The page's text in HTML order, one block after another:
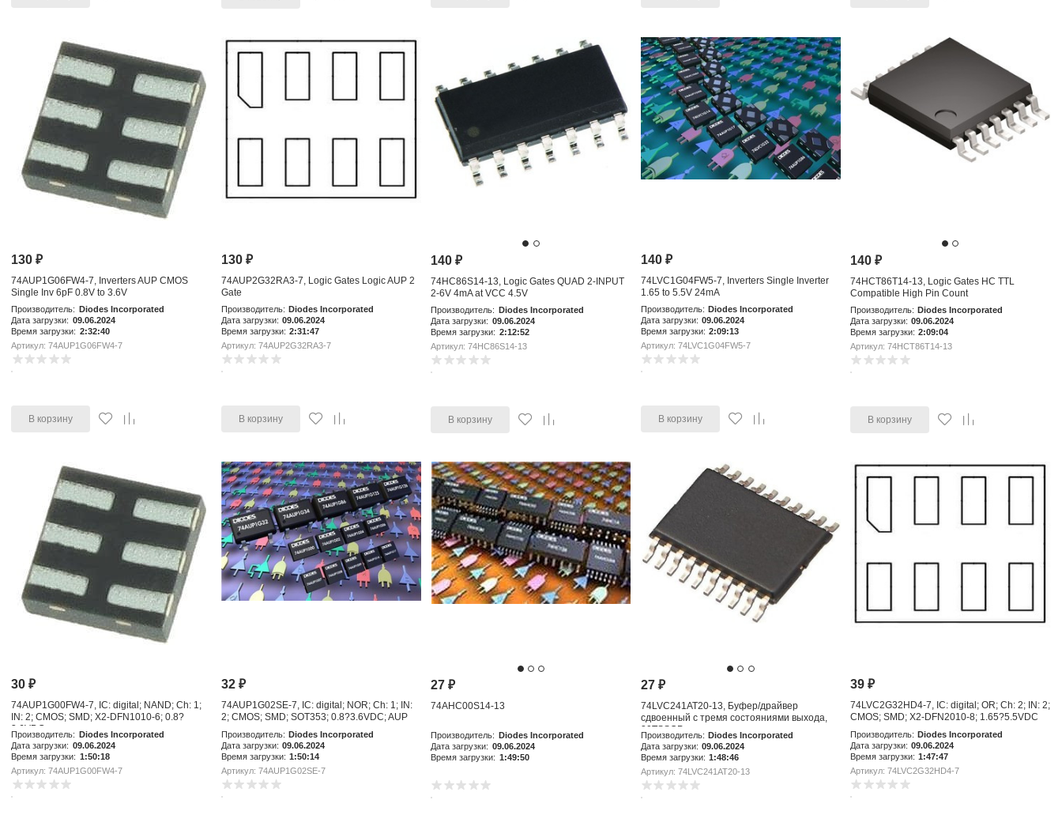
130₽
74AUP1G06FW4-7, Inverters AUP CMOS
Single Inv 6pF 0.8V to 3.6V
Производитель: Diodes Incorporated
Дата загрузки: 09.06.2024
Время загрузки: 2:32:40
Артикул: 74AUP1G06FW4-7
В корзину
130 ₽
74AUP2G32RA3-7, Logic Gates Logic AUP 2
Gate
Производитель: Diodes Incorporated
Дата загрузки: 09.06.2024
Время загрузки: 2:31:47
Артикул: 74AUP2G32RA3-7
В корзину
140₽
74HC86S14-13, Logic Gates QUAD 2-INPUT
2-6V 4mA at VCC 4.5V
Производитель:
Diodes Incorporated
Дата загрузки: 09.06.2024
Время загрузки: 2:12:52
Артикул: 74HC86S14-13
В корзину
140 ₽
74LVC1G04FW5-7, Inverters Single Inverter
1.65 to 5.5V 24mA
Производитель: Diodes Incorporated
Дата загрузки: 09.06.2024
Время загрузки: 2:09:13
Артикул: 74LVC1G04FW5-7
В корзину
140₽
74HCT86T14-13, Logic Gates HC TTL
Compatible High Pin Count
Производитель: Diodes Incorporated
Дата загрузки: 09.06.2024
Время загрузки: 2:09:04
Артикул: 74HCT86T14-13
В корзину
30₽
74AUP1G00FW4-7, IC: digital; NAND; Ch: 1;
IN: 2; CMOS; SMD; X2-DFN1010-6; 0.8?
3.6VDC
Производитель: Diodes Incorporated
Дата загрузки: 09.06.2024
Время загрузки: 1:50:18
Артикул: 74AUP1G00FW4-7
32 ₽
74AUP1G02SE-7, IC: digital; NOR; Ch: 1; IN:
2; CMOS; SMD; SOT353; 0.8?3.6VDC; AUP
Производитель: Diodes Incorporated
Дата загрузки: 09.06.2024
Время загрузки: 1:50:14
Артикул: 74AUP1G02SE-7
27₽
74AHC00S14-13
Производитель: Diodes Incorporated
Дата загрузки: 09.06.2024
Время загрузки: 1:49:50
27 ₽
74LVC241AT20-13, Буфер/драйвер
сдвоенный с тремя состояниями выхода,
20TSSOP
Производитель: Diodes Incorporated
Дата загрузки: 09.06.2024
Время загрузки: 1:48:46
Артикул: 74LVC241AT20-13
39₽
74LVC2G32HD4-7, IC: digital; OR; Ch: 2; IN: 2;
CMOS; SMD; X2-DFN2010-8; 1.65?5.5VDC
Производитель: Diodes Incorporated
Дата загрузки: 09.06.2024
Время загрузки: 1:47:47
Артикул: 74LVC2G32HD4-7